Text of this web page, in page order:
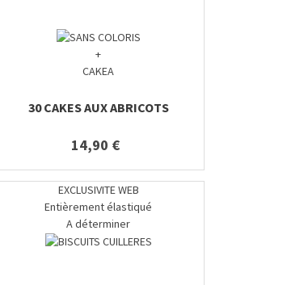
+
CAKEA
30 CAKES AUX ABRICOTS
14,90 €
EXCLUSIVITE WEB
Entièrement élastiqué
A déterminer